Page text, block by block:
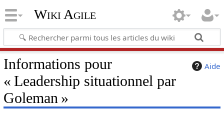
Wiki Agile
Aide
Informations pour
« Leadership situationnel par
Goleman »